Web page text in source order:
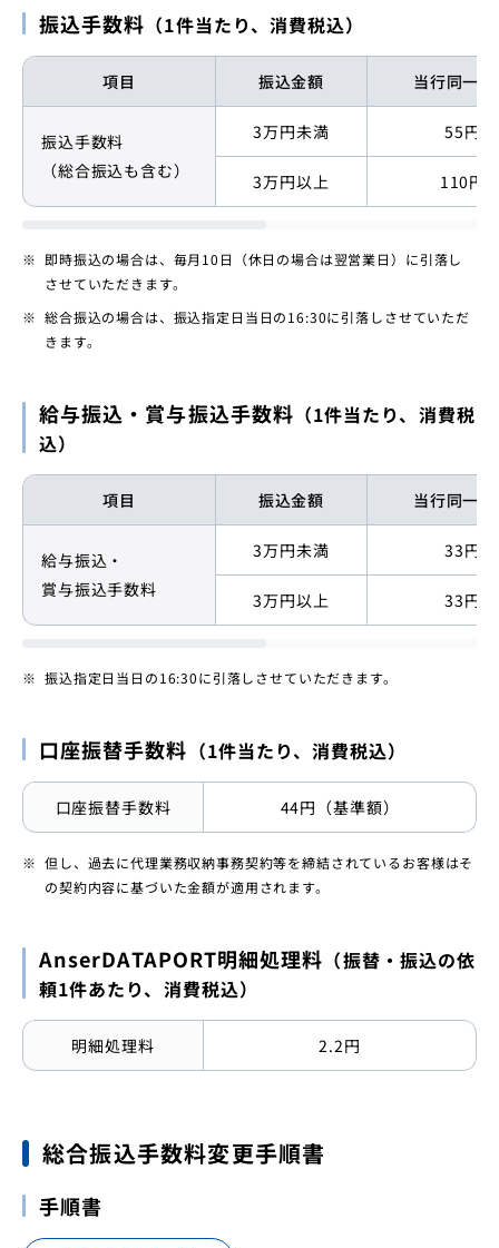
振込手数料 （1件当たり、消費税込）
項目 振込金額 当行同一
振込手数料
（総合振込も含む）
3万円未満 55円
3万円以上 110円
即時振込の場合は、毎月10日（休日の場合は翌営業日）に引落し
させていただきます。
総合振込の場合は、振込指定日当日の16:30に引落しさせていただ
きます。
給与振込・賞与振込手数料 （1件当たり、消費税
込）
項目 振込金額 当行同一
給与振込・
賞与振込手数料
3万円未満 33円
3万円以上 33円
振込指定日当日の16:30に引落しさせていただきます。
口座振替手数料 （1件当たり、消費税込）
口座振替手数料 44円（基準額）
但し、過去に代理業務収納事務契約等を締結されているお客様はそ
の契約内容に基づいた金額が適用されます。
AnserDATAPORT明細処理料 （振替・振込の依
頼1件あたり、消費税込）
明細処理料 2.2円
総合振込手数料変更手順書
手順書